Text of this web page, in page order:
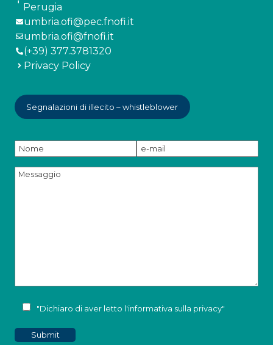
Perugia
umbria.ofi@pec.fnofi.it
umbria.ofi@fnofi.it
(+39) 377.3781320
Privacy Policy
Segnalazioni di illecito – whistleblower
"Dichiaro di aver letto l'informativa sulla privacy"